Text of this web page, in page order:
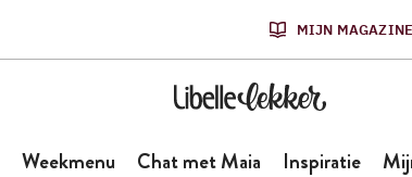
MIJN
Weekmenu Chat met Maia Inspiratie